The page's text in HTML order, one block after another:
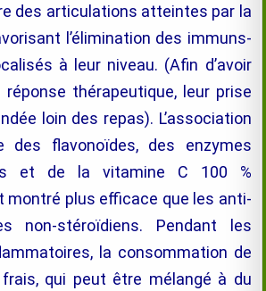
des articulations atteintes par la
l’élimination des immuns-
à leur niveau. (Afin d’avoir
réponse thérapeutique, leur prise
loin des repas). L’association
des flavonoïdes, des enzymes
et de la vitamine C 100 %
montré plus efficace que les anti-
non-stéroïdiens. Pendant les
la consommation de
frais, qui peut être mélangé à du